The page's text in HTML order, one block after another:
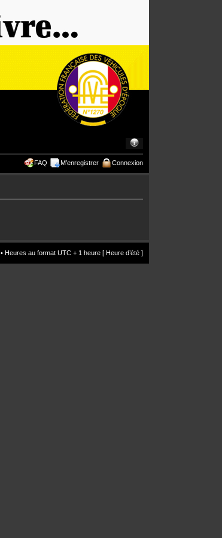
FAQ M’enregistrer Connexion
• Heures au format UTC + 1 heure [ Heure d’été ]